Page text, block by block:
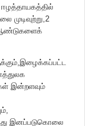
முடிவுற்று,2
ஆண்டுகளைக்
இன்றளவும்
இனப்படுகொலை